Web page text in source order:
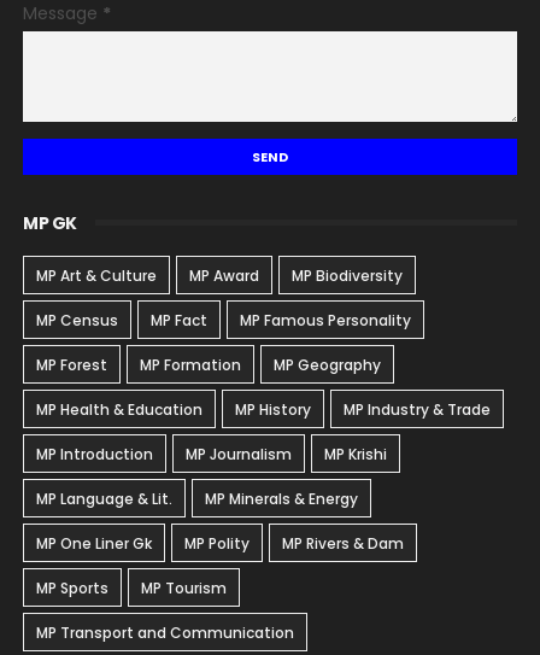
Message *
MP GK
MP Art & Culture MP Award MP Biodiversity
MP Census MP Fact MP Famous Personality
MP Forest MP Formation MP Geography
MP Health & Education MP History MP Industry & Trade
MP Introduction MP Journalism MP Krishi
MP Language & Lit. MP Minerals & Energy
MP One Liner Gk MP Polity MP Rivers & Dam
MP Sports MP Tourism
MP Transport and Communication